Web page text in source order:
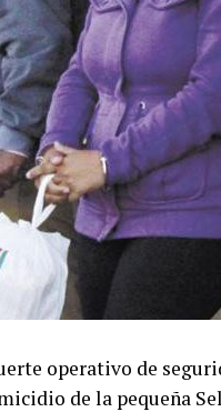
operativo de
de la pequeña